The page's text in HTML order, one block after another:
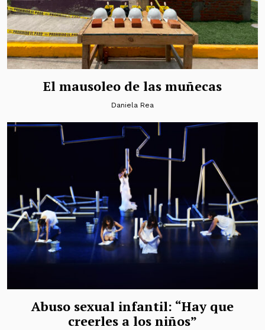
El mausoleo de las muñecas
Daniela Rea
Abuso sexual infantil: “Hay que
creerles a los niños”